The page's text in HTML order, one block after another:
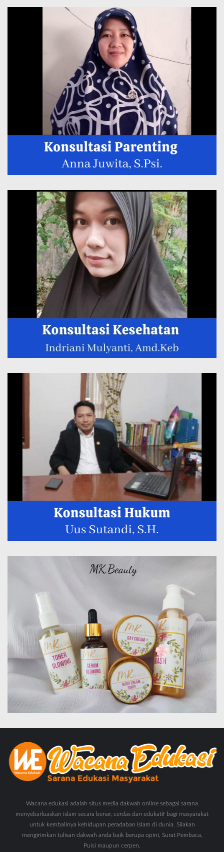
Wacana edukasi adalah situs media dakwah online sebagai sarana
menyebarluaskan islam secara benar, cerdas dan edukatif bagi masyarakat
untuk kembalinya kehidupan peradaban Islam di dunia. Silakan
mengirimkan tulisan dakwah anda baik berupa opini, Surat Pembaca,
Puisi maupun cerpen.